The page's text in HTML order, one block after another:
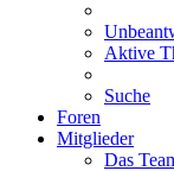
Aktive
Suche
Foren
Mitglieder
Das